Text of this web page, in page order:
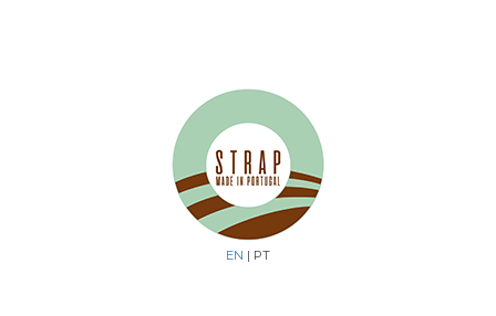
EN | PT